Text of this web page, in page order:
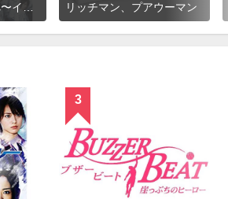
リッチマン、プアウーマン
3